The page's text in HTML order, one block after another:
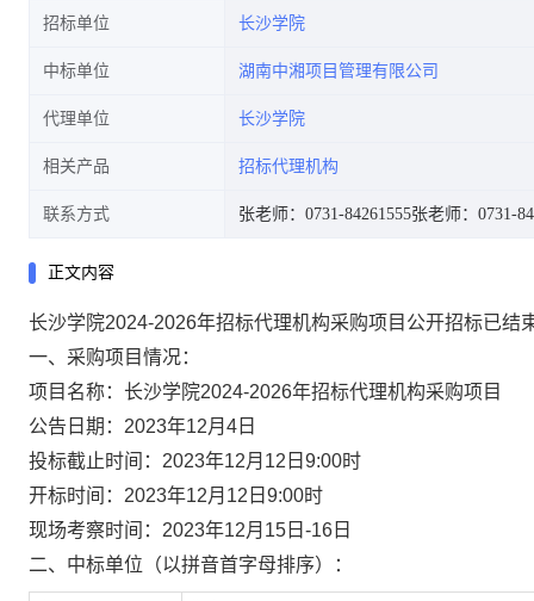
招标单位 长沙学院
中标单位 湖南中湘项目管理有限公司
代理单位 长沙学院
相关产品 招标代理机构
联系方式 张老师：0731-84261555张老师：0731-
正文内容
长沙学院2024-2026年招标代理机构采购项目公开招标已结
一、采购项目情况：
项目名称：长沙学院2024-2026年招标代理机构采购项目
公告日期：2023年12月4日
投标截止时间：2023年12月12日9:00时
开标时间：2023年12月12日9:00时
现场考察时间：2023年12月15日-16日
二、中标单位（以拼音首字母排序）：